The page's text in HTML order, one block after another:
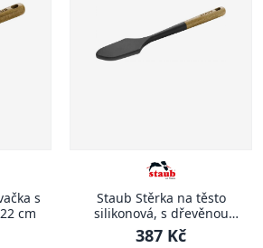
s
cm
Staub Stěrka na těsto
silikonová, s dřevěnou
rukojetí, 31 cm
387 Kč